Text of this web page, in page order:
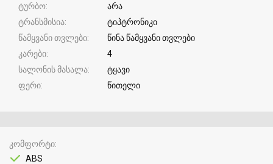
ტურბო
არა
ტრანსმისია
ტიპტრონიკი
წამყვანი თვლები
წინა წამყვანი თვლები
კარები
4
სალონის მასალა
ტყავი
ფერი
წითელი
კომფორტი
ABS